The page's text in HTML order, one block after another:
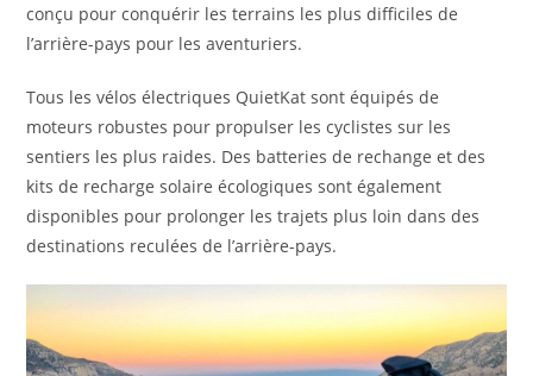
conçu pour conquérir les terrains les plus difficiles de
l’arrière-pays pour les aventuriers.
Tous les vélos électriques QuietKat sont équipés de
moteurs robustes pour propulser les cyclistes sur les
sentiers les plus raides. Des batteries de rechange et des
kits de recharge solaire écologiques sont également
disponibles pour prolonger les trajets plus loin dans des
destinations reculées de l’arrière-pays.